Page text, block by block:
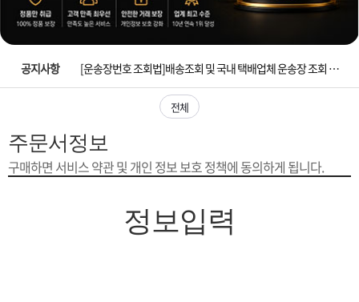
니
워
맨
제
품
매
은
사
스
고
공지사항
[2026구정 연휴]설 연휴 배송 및 휴무 안내
[운송장번호 조회법]배송조회 및 국내 택배업체 운송장 조회 하는법
[ios앱 오픈]아이폰 고객 앱설치 가능합니다.
[무인택배함 이용 안내] 집 밖에 주소로 택배 받기
[2026구정 연휴]설 연휴 배송 및 휴무 안내
전체
주문서정보
구매하면 서비스 약관 및 개인 정보 보호 정책에 동의하게 됩니다.
정보입력